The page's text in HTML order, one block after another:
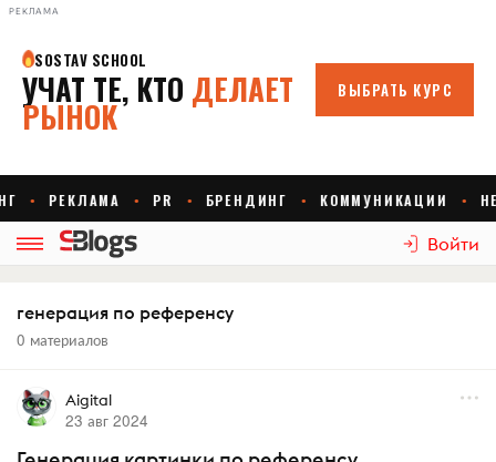
РЕКЛАМА
Войти
генерация по референсу
0 материалов
Aigital
23 авг 2024